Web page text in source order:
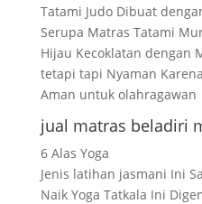
Tatami Judo Dibuat
Serupa Matras Tatami
Hijau Kecoklatan dengan
tetapi tapi Nyaman
Aman untuk olahragawan
jual matras beladiri
6 Alas Yoga
Jenis latihan jasmani Ini
Naik Yoga Tatkala Ini